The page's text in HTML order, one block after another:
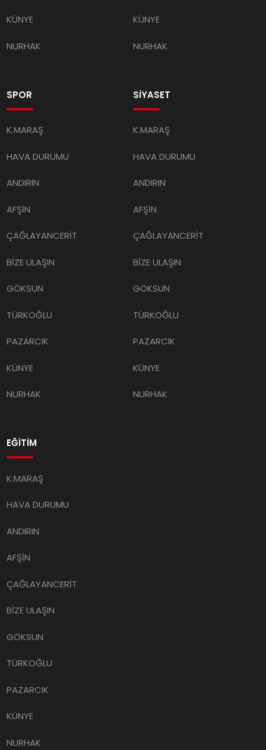
KÜNYE
NURHAK
KÜNYE
NURHAK
SPOR
K.MARAŞ
HAVA DURUMU
ANDIRIN
AFŞİN
ÇAĞLAYANCERİT
BİZE ULAŞIN
GÖKSUN
TÜRKOĞLU
PAZARCIK
KÜNYE
NURHAK
SİYASET
K.MARAŞ
HAVA DURUMU
ANDIRIN
AFŞİN
ÇAĞLAYANCERİT
BİZE ULAŞIN
GÖKSUN
TÜRKOĞLU
PAZARCIK
KÜNYE
NURHAK
EĞİTİM
K.MARAŞ
HAVA DURUMU
ANDIRIN
AFŞİN
ÇAĞLAYANCERİT
BİZE ULAŞIN
GÖKSUN
TÜRKOĞLU
PAZARCIK
KÜNYE
NURHAK